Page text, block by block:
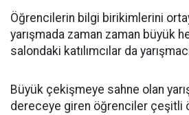
Öğrencilerin bilgi birikimlerini
yarışmada zaman zaman büyük
salondaki katılımcılar da
Büyük çekişmeye sahne olan
dereceye giren öğrenciler çeşitli